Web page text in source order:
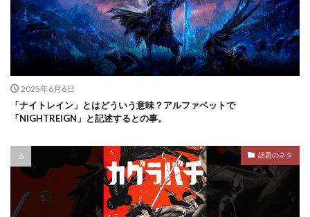
2025年6月6日
「ナイトレイン」とはどういう意味？アルファベットで
「NIGHTREIGN」と記述するとの事。
話題のネタ